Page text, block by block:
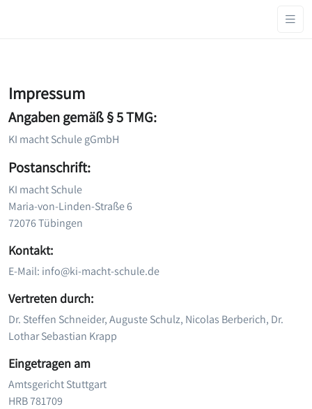
Impressum
Angaben gemäß § 5 TMG:
KI macht Schule gGmbH
Postanschrift:
KI macht Schule
Maria-von-Linden-Straße 6
72076 Tübingen
Kontakt:
E-Mail: info@ki-macht-schule.de
Vertreten durch:
Dr. Steffen Schneider, Auguste Schulz, Nicolas Berberich, Dr.
Lothar Sebastian Krapp
Eingetragen am
Amtsgericht Stuttgart
HRB 781709